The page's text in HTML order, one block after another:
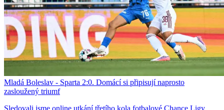
Mladá Boleslav - Sparta 2:0. Domácí si připisují naprosto
zasloužený triumf